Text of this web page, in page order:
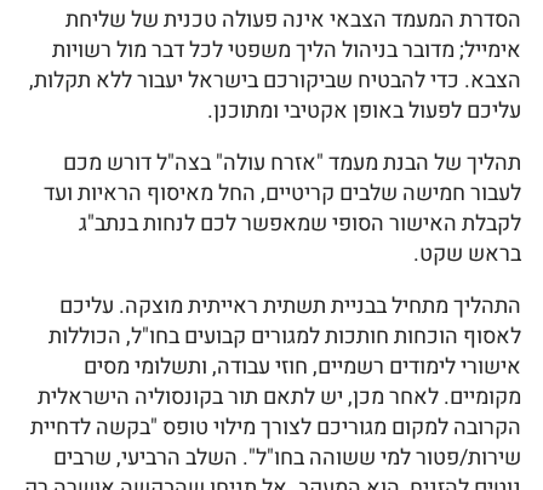
הסדרת המעמד הצבאי אינה פעולה טכנית של שליחת
אימייל; מדובר בניהול הליך משפטי לכל דבר מול רשויות
הצבא. כדי להבטיח שביקורכם בישראל יעבור ללא תקלות,
עליכם לפעול באופן אקטיבי ומתוכנן.
תהליך של הבנת מעמד "אזרח עולה" בצה"ל דורש מכם
לעבור חמישה שלבים קריטיים, החל מאיסוף הראיות ועד
לקבלת האישור הסופי שמאפשר לכם לנחות בנתב"ג
בראש שקט.
התהליך מתחיל בבניית תשתית ראייתית מוצקה. עליכם
לאסוף הוכחות חותכות למגורים קבועים בחו"ל, הכוללות
אישורי לימודים רשמיים, חוזי עבודה, ותשלומי מסים
מקומיים. לאחר מכן, יש לתאם תור בקונסוליה הישראלית
הקרובה למקום מגוריכם לצורך מילוי טופס "בקשה לדחיית
שירות/פטור למי ששוהה בחו"ל". השלב הרביעי, שרבים